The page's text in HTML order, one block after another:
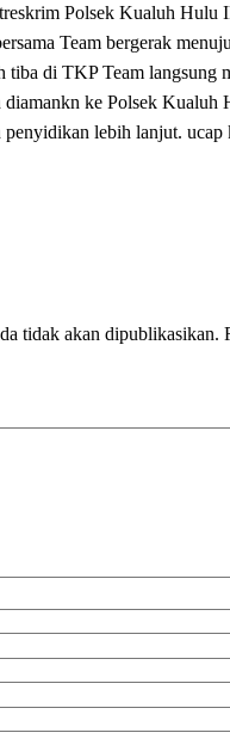
Polsek Kualuh Hulu
Team bergerak
tiba di TKP Team langsung
diamankn ke Polsek Kualuh
lebih lanjut. ucap
tidak akan dipublikasikan.